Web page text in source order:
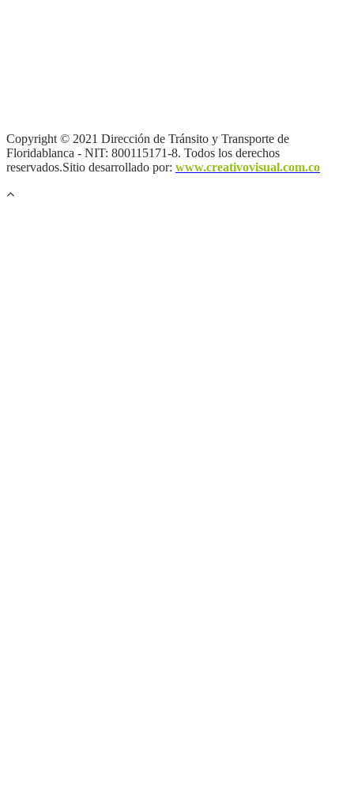
Copyright © 2021 Dirección de Tránsito y Transporte de
Floridablanca - NIT: 800115171-8. Todos los derechos
reservados.Sitio desarrollado por: www.creativovisual.com.co